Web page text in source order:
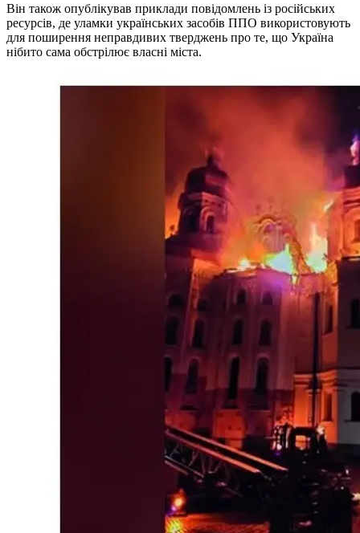
Він також опублікував приклади повідомлень із російських
ресурсів, де уламки українських засобів ППО використовують
для поширення неправдивих тверджень про те, що Україна
нібито сама обстрілює власні міста.